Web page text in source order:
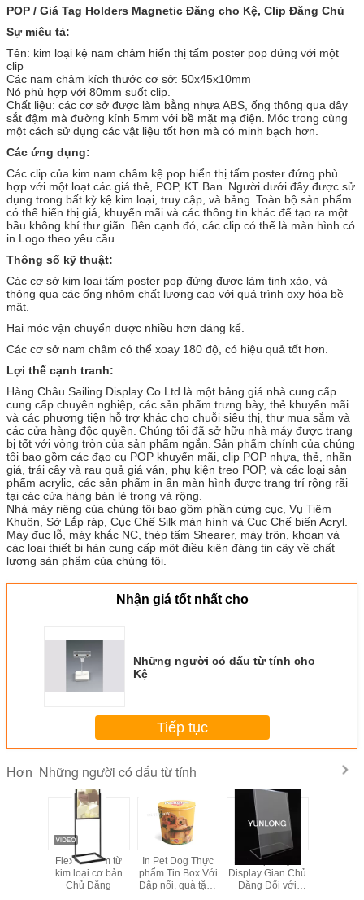
POP / Giá Tag Holders Magnetic Đăng cho Kệ, Clip Đăng Chủ
Sự miêu tả:
Tên: kim loại kệ nam châm hiển thị tấm poster pop đứng với một
clip
Các nam châm kích thước cơ sở: 50x45x10mm
Nó phù hợp với 80mm suốt clip.
Chất liệu: các cơ sở được làm bằng nhựa ABS, ống thông qua dây
sắt đậm mà đường kính 5mm với bề mặt mạ điện. Móc trong cùng
một cách sử dụng các vật liệu tốt hơn mà có minh bạch hơn.
Các ứng dụng:
Các clip của kim nam châm kệ pop hiển thị tấm poster đứng phù
hợp với một loạt các giá thẻ, POP, KT Ban. Người dưới đây được sử
dụng trong bất kỳ kệ kim loại, truy cập, và bảng. Toàn bộ sản phẩm
có thể hiển thị giá, khuyến mãi và các thông tin khác để tạo ra một
bầu không khí thư giãn. Bên cạnh đó, các clip có thể là màn hình có
in Logo theo yêu cầu.
Thông số kỹ thuật:
Các cơ sở kim loại tấm poster pop đứng được làm tinh xảo, và
thông qua các ống nhôm chất lượng cao với quá trình oxy hóa bề
mặt.
Hai móc vận chuyển được nhiều hơn đáng kể.
Các cơ sở nam châm có thể xoay 180 độ, có hiệu quả tốt hơn.
Lợi thế cạnh tranh:
Hàng Châu Sailing Display Co Ltd là một bảng giá nhà cung cấp
cung cấp chuyên nghiệp, các sản phẩm trưng bày, thẻ khuyến mãi
và các phương tiện hỗ trợ khác cho chuỗi siêu thị, thư mua sắm và
các cửa hàng độc quyền. Chúng tôi đã sở hữu nhà máy được trang
bị tốt với vòng tròn của sản phẩm ngắn. Sản phẩm chính của chúng
tôi bao gồm các đạo cụ POP khuyến mãi, clip POP nhựa, thẻ, nhãn
giá, trái cây và rau quả giá ván, phụ kiện treo POP, và các loại sản
phẩm acrylic, các sản phẩm in ấn màn hình được trang trí rộng rãi
tại các cửa hàng bán lẻ trong và rộng.
Nhà máy riêng của chúng tôi bao gồm phần cứng cục, Vụ Tiêm
Khuôn, Sở Lắp ráp, Cục Chế Silk màn hình và Cục Chế biến Acryl.
Máy đục lỗ, máy khắc NC, thép tấm Shearer, máy trộn, khoan và
các loại thiết bị hàn cung cấp một điều kiện đáng tin cậy về chất
lượng sản phẩm của chúng tôi.
Nhận giá tốt nhất cho
Những người có dấu từ tính cho
Kệ
Tiếp tục
Hơn Những người có dấu từ tính
Flexible Arm từ
kim loại cơ bản
Chủ Đăng
In Pet Dog Thực
phẩm Tin Box Với
Dập nổi, quà tặng
Slant lại Acrylic
Display Gian Chủ
Đăng Đối với